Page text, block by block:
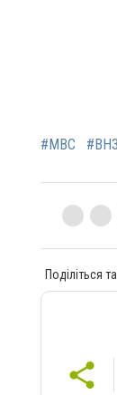
#МВС #ВНЗ
Поділіться